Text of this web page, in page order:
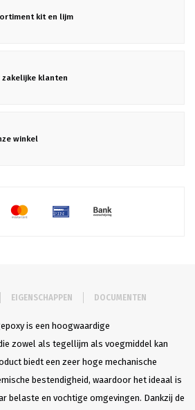
kit en lijm
klanten
winkel
EIGENSCHAPPEN DOCUMENTEN
is een hoogwaardige
zowel als tegellijm als voegmiddel kan
biedt een zeer hoge mechanische
bestendigheid, waardoor het ideaal is
belaste en vochtige omgevingen. Dankzij de